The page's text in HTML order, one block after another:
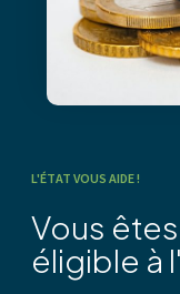
L'ÉTAT VOUS AIDE !
Vous
éligible à